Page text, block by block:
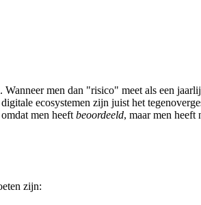
men dan "risico" meet als een
ecosystemen zijn juist het
men heeft beoordeeld, maar men heeft
zijn: